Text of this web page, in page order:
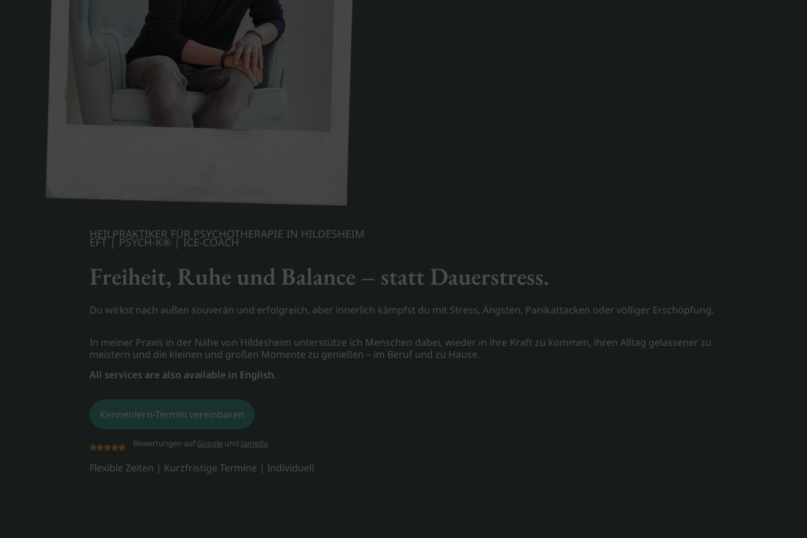
HEILPRAKTIKER FÜR PSYCHOTHERAPIE IN HILDESHEIM
EFT | PSYCH-K® | ICE-COACH
Freiheit, Ruhe und Balance – statt Dauerstress.
Du wirkst nach außen souverän und erfolgreich, aber innerlich kämpfst du mit Stress, Ängsten, Panikattacken oder völliger Erschöpfung.
In meiner Praxis in der Nähe von Hildesheim unterstütze ich Menschen dabei, wieder in ihre Kraft zu kommen, ihren Alltag gelassener zu
meistern und die kleinen und großen Momente zu genießen – im Beruf und zu Hause.
All services are also available in English.
Kennenlern-Termin vereinbaren
Bewertungen aufGoogleund Jameda
Flexible Zeiten | Kurzfristige Termine | Individuell